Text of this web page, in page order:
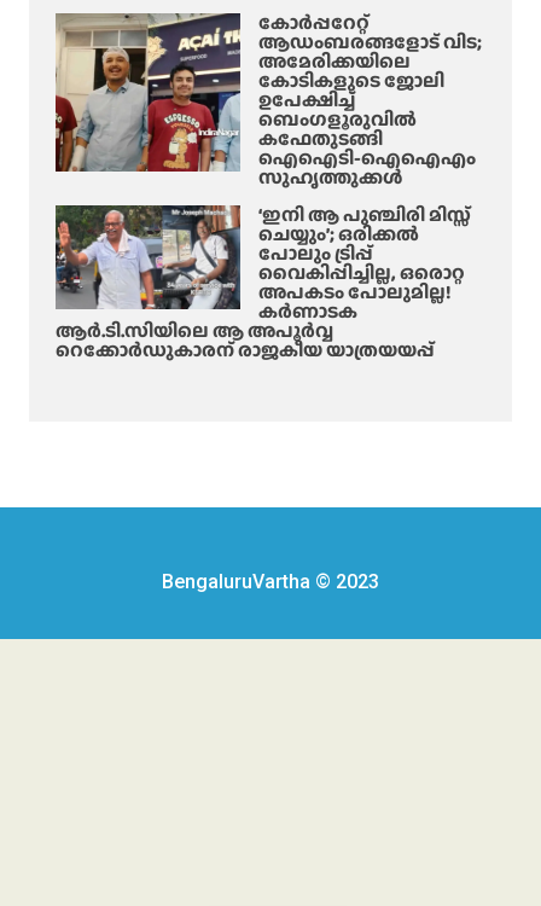
കോർപ്പറേറ്റ്
ആഡംബരങ്ങളോട് വിട;
അമേരിക്കയിലെ
കോടികളുടെ ജോലി
ഉപേക്ഷിച്ച്
ബെംഗളൂരുവിൽ
കഫേതുടങ്ങി
ഐഐടി-ഐഐഎം
സുഹൃത്തുക്കൾ
‘ഇനി ആ പുഞ്ചിരി മിസ്സ്
ചെയ്യും’; ഒരിക്കൽ
പോലും ട്രിപ്പ്
വൈകിപ്പിച്ചില്ല, ഒരൊറ്റ
അപകടം പോലുമില്ല!
കർണാടക
ആർ.ടി.സിയിലെ ആ അപൂർവ്വ
റെക്കോർഡുകാരന് രാജകീയ യാത്രയയപ്പ്
BengaluruVartha © 2023